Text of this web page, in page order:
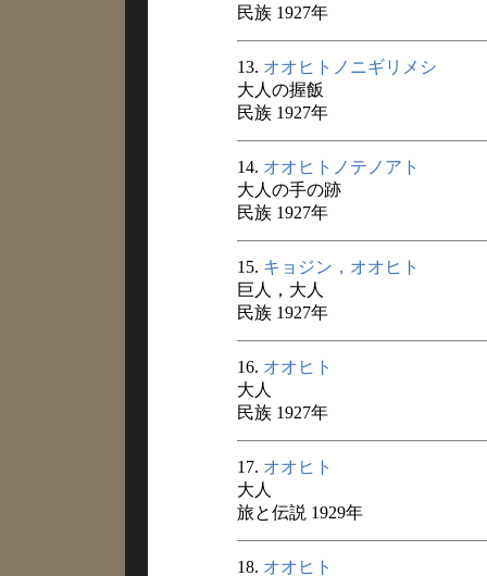
民族 1927年
13. オオヒトノニギリメシ
大人の握飯
民族 1927年
14. オオヒトノテノアト
大人の手の跡
民族 1927年
15. キョジン，オオヒト
巨人，大人
民族 1927年
16. オオヒト
大人
民族 1927年
17. オオヒト
大人
旅と伝説 1929年
18. オオヒト